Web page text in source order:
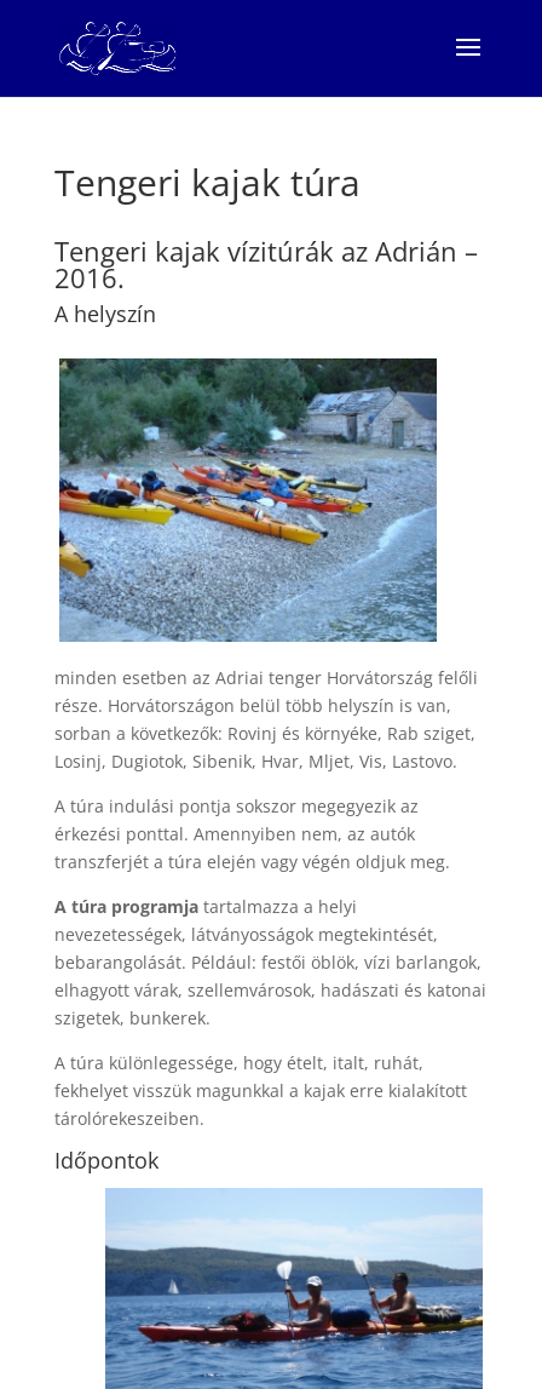
Tengeri kajak túra
Tengeri kajak vízitúrák az Adrián –
2016.
A helyszín
minden esetben az Adriai tenger Horvátország felőli
része. Horvátországon belül több helyszín is van,
sorban a következők: Rovinj és környéke, Rab sziget,
Losinj, Dugiotok, Sibenik, Hvar, Mljet, Vis, Lastovo.
A túra indulási pontja sokszor megegyezik az
érkezési ponttal. Amennyiben nem, az autók
transzferjét a túra elején vagy végén oldjuk meg.
A túra programjatartalmazza a helyi
nevezetességek, látványosságok megtekintését,
bebarangolását. Például: festői öblök, vízi barlangok,
elhagyott várak, szellemvárosok, hadászati és katonai
szigetek, bunkerek.
A túra különlegessége, hogy ételt, italt, ruhát,
fekhelyet visszük magunkkal a kajak erre kialakított
tárolórekeszeiben.
Időpontok